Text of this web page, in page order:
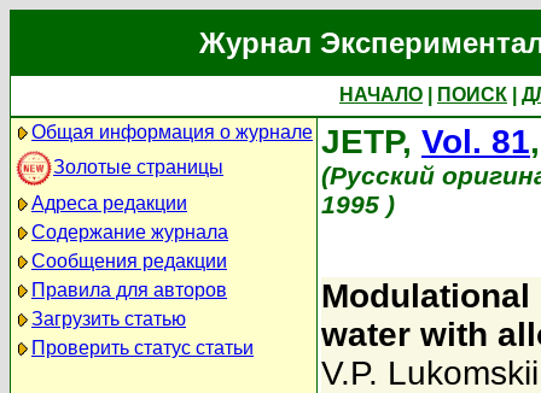
Журнал
НАЧАЛО ПОИСК
Общая информация о журнале
Золотые страницы
Адреса редакции
Содержание журнала
Сообщения редакции
Правила для авторов
Загрузить статью
Проверить статус статьи
JETP, Vol. 81
(Русский
1995 )
water with
V.P. Lukomskii